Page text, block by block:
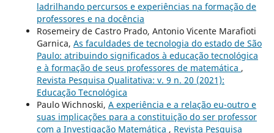
ladrilhando percursos e experiências na formação de
professores e na docência
Rosemeiry de Castro Prado, Antonio Vicente Marafioti
Garnica, As faculdades de tecnologia do estado de São
Paulo: atribuindo significados à educação tecnológica
e à formação de seus professores de matemática ,
Revista Pesquisa Qualitativa: v. 9 n. 20 (2021):
Educação Tecnológica
Paulo Wichnoski, A experiência e a relação eu-outro e
suas implicações para a constituição do ser professor
com a Investigação Matemática , Revista Pesquisa